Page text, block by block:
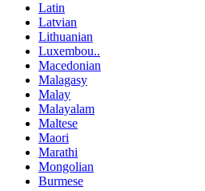
Latin
Latvian
Lithuanian
Luxembou..
Macedonian
Malagasy
Malay
Malayalam
Maltese
Maori
Marathi
Mongolian
Burmese